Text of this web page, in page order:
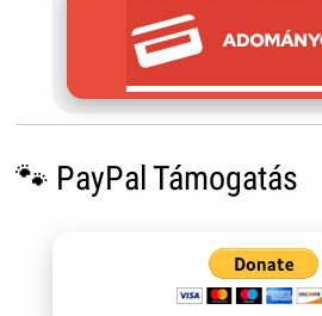
🐾 PayPal Támogatás